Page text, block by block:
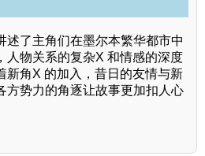
述了主角们在墨尔本繁华都市中
人物关系的复杂X 和情感的深度
新角X 的加入，昔日的友情与新
方势力的角逐让故事更加扣人心